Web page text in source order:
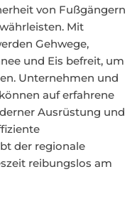
von Fußgängern
Mit
Gehwege,
und Eis befreit, um
Unternehmen und
auf erfahrene
Ausrüstung und
der regionale
reibungslos am